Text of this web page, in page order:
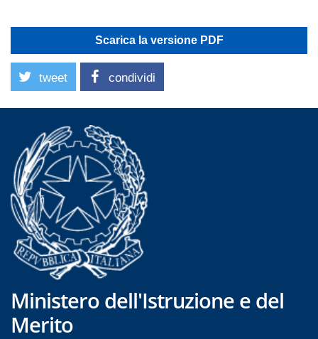
Scarica la versione PDF
tweet condividi
Ministero dell'Istruzione e del
Merito